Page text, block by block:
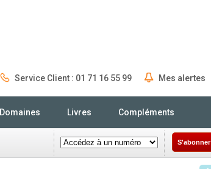
Service Client : 01 71 16 55 99 Mes alertes
Domaines Livres Compléments
S'abonner